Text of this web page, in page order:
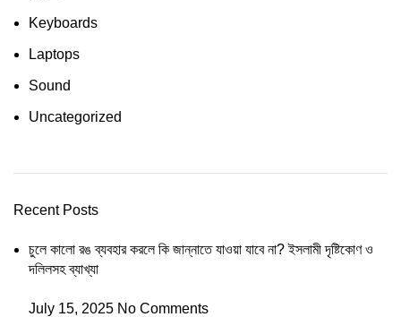
Keyboards
Laptops
Sound
Uncategorized
Recent Posts
চুলে কালো রঙ ব্যবহার করলে কি জান্নাতে যাওয়া যাবে না? ইসলামী দৃষ্টিকোণ ও
দলিলসহ ব্যাখ্যা
July 15, 2025 No Comments